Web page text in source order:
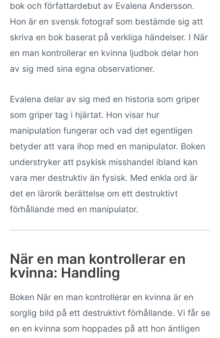
bok och författardebut av Evalena Andersson.
Hon är en svensk fotograf som bestämde sig att
skriva en bok baserat på verkliga händelser. I När
en man kontrollerar en kvinna ljudbok delar hon
av sig med sina egna observationer.
Evalena delar av sig med en historia som griper
som griper tag i hjärtat. Hon visar hur
manipulation fungerar och vad det egentligen
betyder att vara ihop med en manipulator. Boken
understryker att psykisk misshandel ibland kan
vara mer destruktiv än fysisk. Med enkla ord är
det en lärorik berättelse om ett destruktivt
förhållande med en manipulator.
När en man kontrollerar en
kvinna: Handling
Boken När en man kontrollerar en kvinna är en
sorglig bild på ett destruktivt förhållande. Vi får se
en en kvinna som hoppades på att hon äntligen